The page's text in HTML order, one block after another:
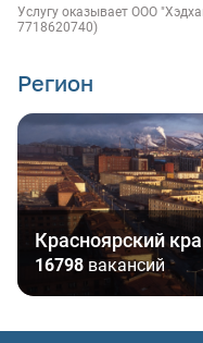
Услугу оказывает ООО
7718620740)
Регион
Красноярский
16798 вакансий